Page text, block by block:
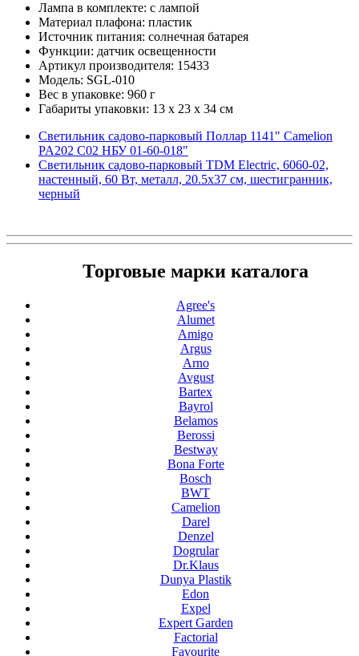
Лампа в комплекте: с лампой
Материал плафона: пластик
Источник питания: солнечная батарея
Функции: датчик освещенности
Артикул производителя: 15433
Модель: SGL-010
Вес в упаковке: 960 г
Габариты упаковки: 13 x 23 x 34 см
Светильник садово-парковый Поллар 1141" Camelion
PA202 C02 НБУ 01-60-018"
Светильник садово-парковый TDM Electric, 6060-02,
настенный, 60 Вт, металл, 20.5х37 см, шестигранник,
черный
Торговые марки каталога
Agree's
Alumet
Amigo
Argus
Arno
Avgust
Bartex
Bayrol
Belamos
Berossi
Bestway
Bona Forte
Bosch
BWT
Camelion
Darel
Denzel
Dogrular
Dr.Klaus
Dunya Plastik
Edon
Expel
Expert Garden
Factorial
Favourite